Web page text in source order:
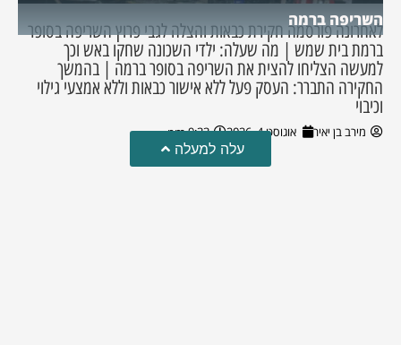
השריפה ברמה
לאחרונה פורסמה חקירת כבאות והצלה לגבי פרוץ השריפה בסופר
ברמת בית שמש | מה שעלה: ילדי השכונה שחקו באש וכך
למעשה הצליחו להצית את השריפה בסופר ברמה | בהמשך
החקירה התברר: העסק פעל ללא אישור כבאות וללא אמצעי גילוי
וכיבוי
מירב בן יאיר אוגוסט 4, 2026 9:33 pm
עלה למעלה